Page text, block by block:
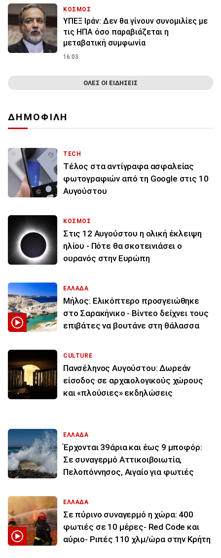
ΚΟΣΜΟΣ
ΥΠΕΞ Ιράν: Δεν θα γίνουν συνομιλίες με
τις ΗΠΑ όσο παραβιάζεται η
μεταβατική συμφωνία
16:03
ΟΛΕΣ ΟΙ ΕΙΔΗΣΕΙΣ
ΔΗΜΟΦΙΛΗ
TECH
Τέλος στα αντίγραφα ασφαλείας
φωτογραφιών από τη Google στις 10
Αυγούστου
ΚΟΣΜΟΣ
Στις 12 Αυγούστου η ολική έκλειψη
ηλίου - Πότε θα σκοτεινιάσει ο
ουρανός στην Ευρώπη
ΕΛΛΑΔΑ
Μήλος: Ελικόπτερο προσγειώθηκε
στο Σαρακήνικο - Βίντεο δείχνει τους
επιβάτες να βουτάνε στη θάλασσα
CULTURE
Πανσέληνος Αυγούστου: Δωρεάν
είσοδος σε αρχαιολογικούς χώρους
και «πλούσιες» εκδηλώσεις
ΕΛΛΑΔΑ
Έρχονται 39άρια και έως 9 μποφόρ:
Σε συναγερμό Αττικοιβοιωτία,
Πελοπόννησος, Αιγαίο για φωτιές
ΕΛΛΑΔΑ
Σε πύρινο συναγερμό η χώρα: 400
φωτιές σε 10 μέρες- Red Code και
αύριο- Ριπές 110 χλμ/ώρα στην Κρήτη